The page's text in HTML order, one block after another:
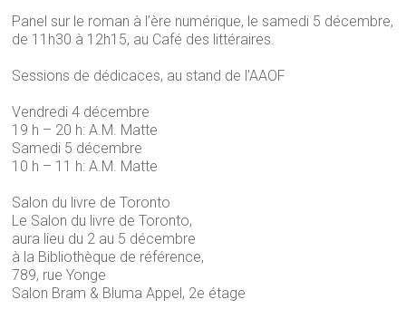
Panel sur le roman à l’ère numérique, le samedi 5 décembre,
de 11h30 à 12h15, au Café des littéraires.
Sessions de dédicaces, au stand de l’AAOF
Vendredi 4 décembre
19 h – 20 h: A.M. Matte
Samedi 5 décembre
10 h – 11 h: A.M. Matte
Salon du livre de Toronto
Le Salon du livre de Toronto,
aura lieu du 2 au 5 décembre
à la Bibliothèque de référence,
789, rue Yonge
Salon Bram & Bluma Appel, 2e étage